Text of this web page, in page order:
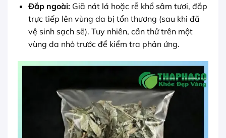
Đắp ngoài:Giã nát lá hoặc rễ khổ sâm tươi, đắp
trực tiếp lên vùng da bị tổn thương (sau khi đã
vệ sinh sạch sẽ). Tuy nhiên, cần thử trên một
vùng da nhỏ trước để kiểm tra phản ứng.